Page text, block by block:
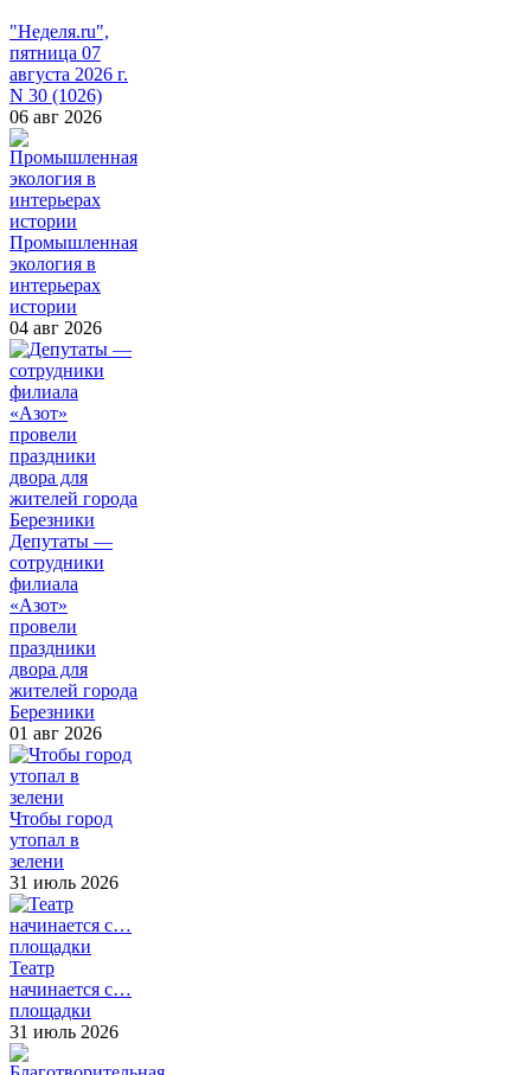
"Неделя.ru",
пятница 07
августа 2026 г.
N 30 (1026)
06 авг 2026
Промышленная
экология в
интерьерах
истории
04 авг 2026
Депутаты —
сотрудники
филиала
«Азот»
провели
праздники
двора для
жителей города
Березники
01 авг 2026
Чтобы город
утопал в
зелени
31 июль 2026
Театр
начинается с…
площадки
31 июль 2026